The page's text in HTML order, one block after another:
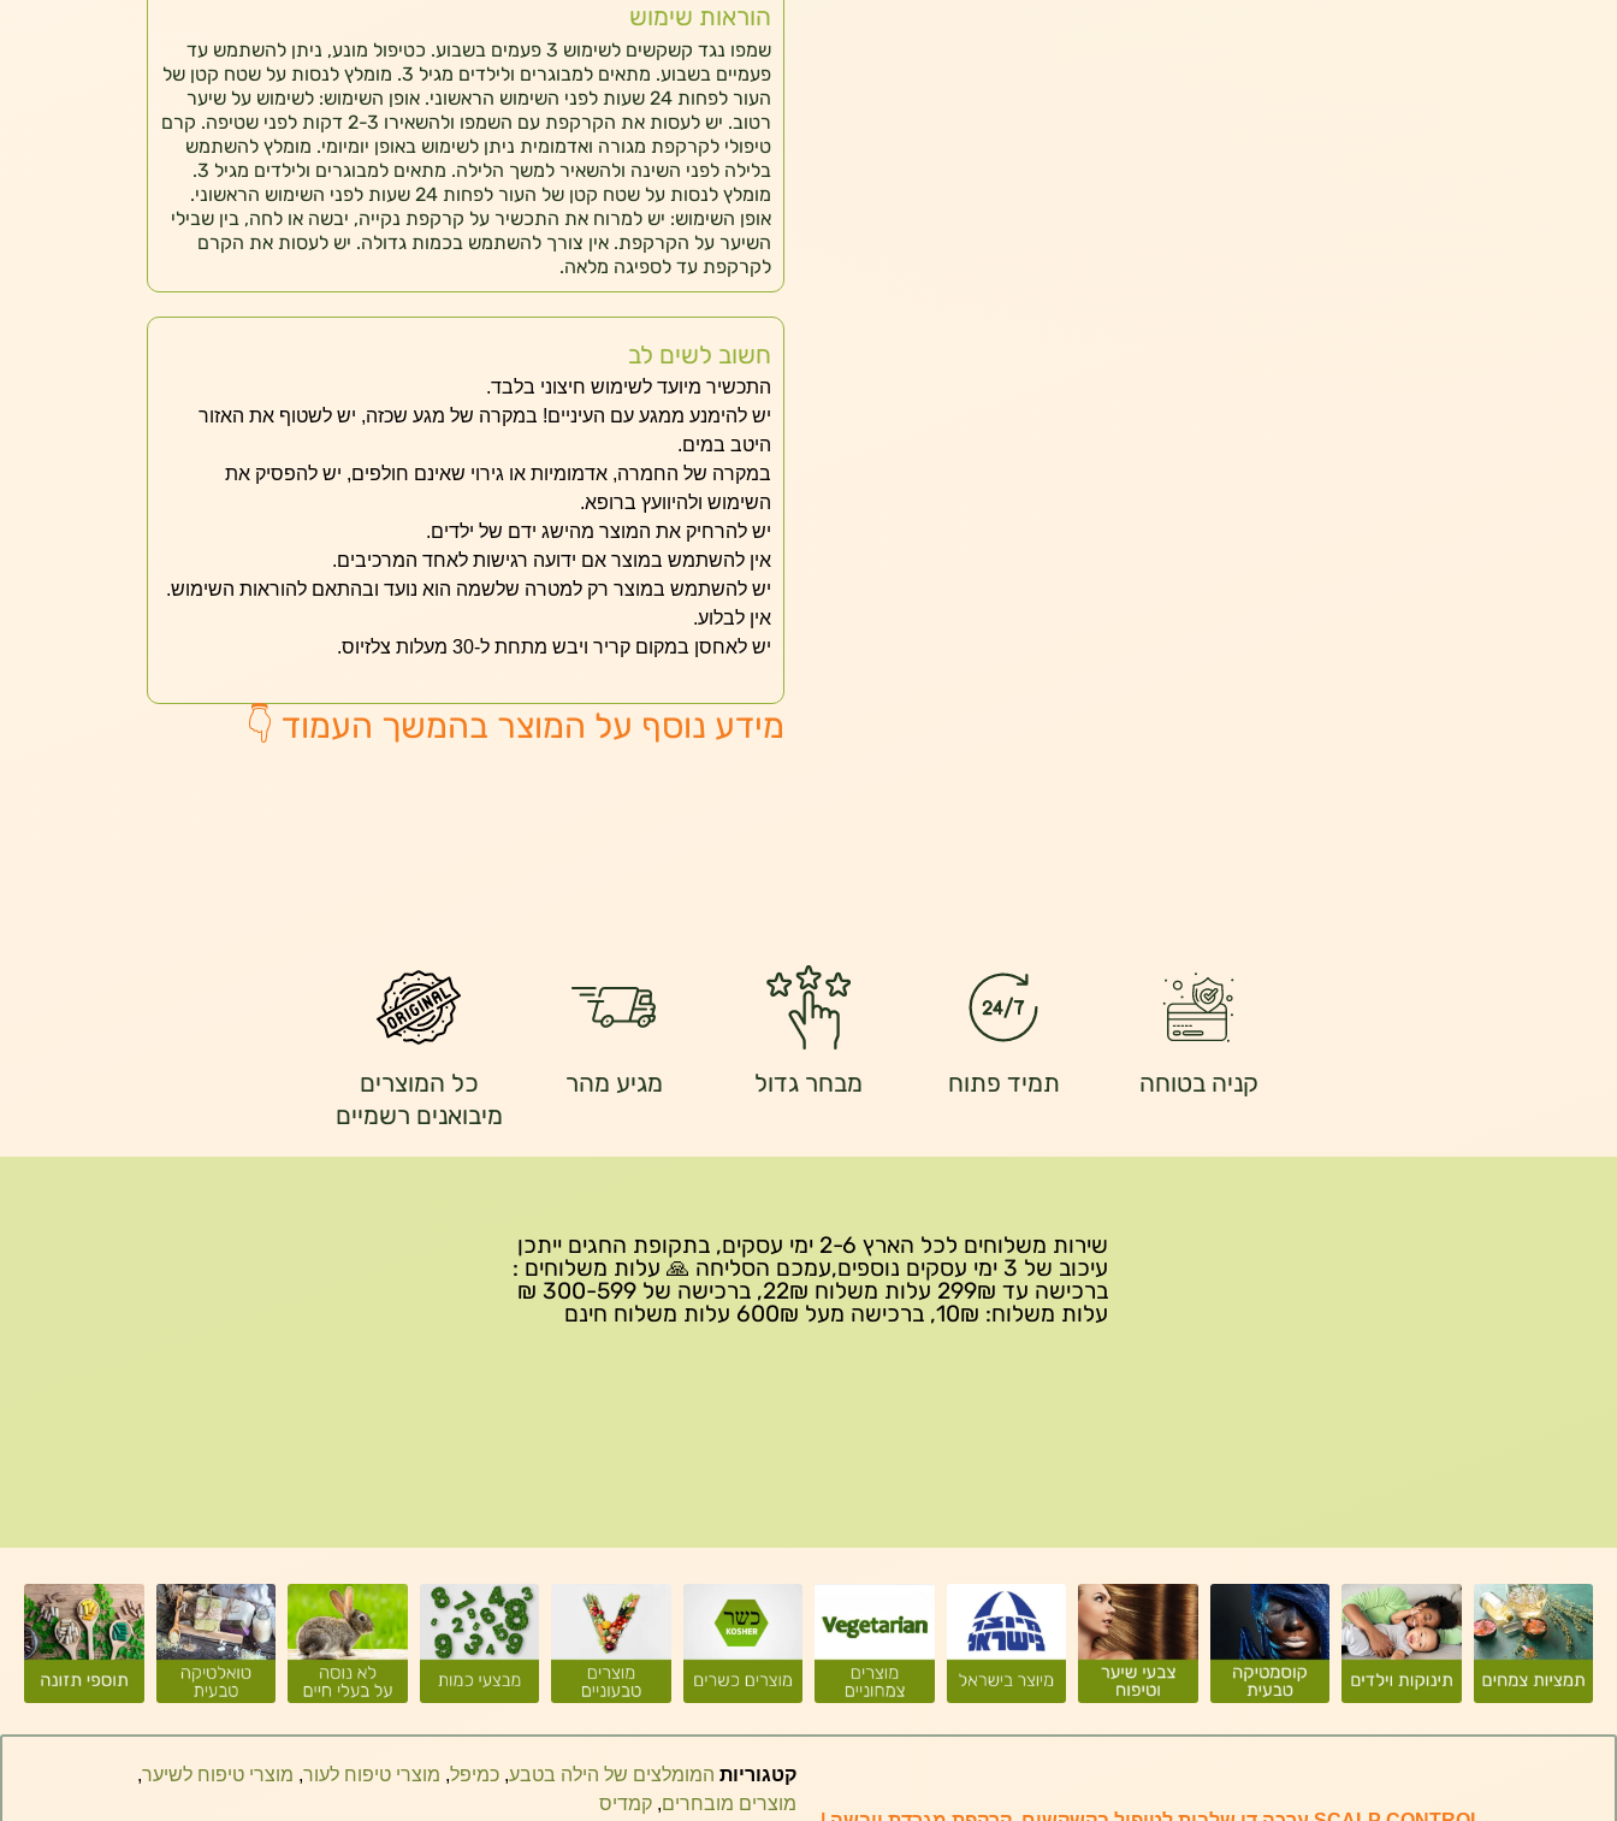
הוראות שימוש
שמפו נגד קשקשים לשימוש 3 פעמים בשבוע. כטיפול מונע, ניתן להשתמש עד
פעמיים בשבוע. מתאים למבוגרים ולילדים מגיל 3. מומלץ לנסות על שטח קטן של
העור לפחות 24 שעות לפני השימוש הראשוני. אופן השימוש: לשימוש על שיער
רטוב. יש לעסות את הקרקפת עם השמפו ולהשאירו 2-3 דקות לפני שטיפה. קרם
טיפולי לקרקפת מגורה ואדמומית ניתן לשימוש באופן יומיומי. מומלץ להשתמש
בלילה לפני השינה ולהשאיר למשך הלילה. מתאים למבוגרים ולילדים מגיל 3.
מומלץ לנסות על שטח קטן של העור לפחות 24 שעות לפני השימוש הראשוני.
אופן השימוש: יש למרוח את התכשיר על קרקפת נקייה, יבשה או לחה, בין שבילי
השיער על הקרקפת. אין צורך להשתמש בכמות גדולה. יש לעסות את הקרם
לקרקפת עד לספיגה מלאה.
חשוב לשים לב
התכשיר מיועד לשימוש חיצוני בלבד.
יש להימנע ממגע עם העיניים! במקרה של מגע שכזה, יש לשטוף את האזור
היטב במים.
במקרה של החמרה, אדמומיות או גירוי שאינם חולפים, יש להפסיק את
השימוש ולהיוועץ ברופא.
יש להרחיק את המוצר מהישג ידם של ילדים.
אין להשתמש במוצר אם ידועה רגישות לאחד המרכיבים.
יש להשתמש במוצר רק למטרה שלשמה הוא נועד ובהתאם להוראות השימוש.
אין לבלוע.
יש לאחסן במקום קריר ויבש מתחת ל-30 מעלות צלזיוס.
מידע נוסף על המוצר בהמשך העמוד 👇
קניה בטוחה תמיד פתוח מבחר גדול מגיע מהר
כל המוצרים
מיבואנים רשמיים
שירות משלוחים לכל הארץ 2-6 ימי עסקים, בתקופת החגים ייתכן
עיכוב של 3 ימי עסקים נוספים,עמכם הסליחה 🙏 עלות משלוחים :
ברכישה עד 299₪ עלות משלוח 22₪, ברכישה של 300-599 ₪
עלות משלוח: 10₪, ברכישה מעל 600₪ עלות משלוח חינם
קטגוריות המומלצים של הילה בטבע, כמיפל, מוצרי טיפוח לעור, מוצרי טיפוח לשיער,
מוצרים מובחרים, קמדיס